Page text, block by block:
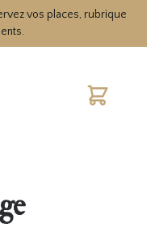
vos places, rubrique